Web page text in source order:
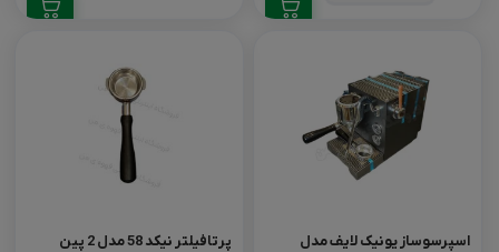
اسپرسوساز یونیک لایف مدل
پرتافیلتر نیکد 58 مدل 2 پین